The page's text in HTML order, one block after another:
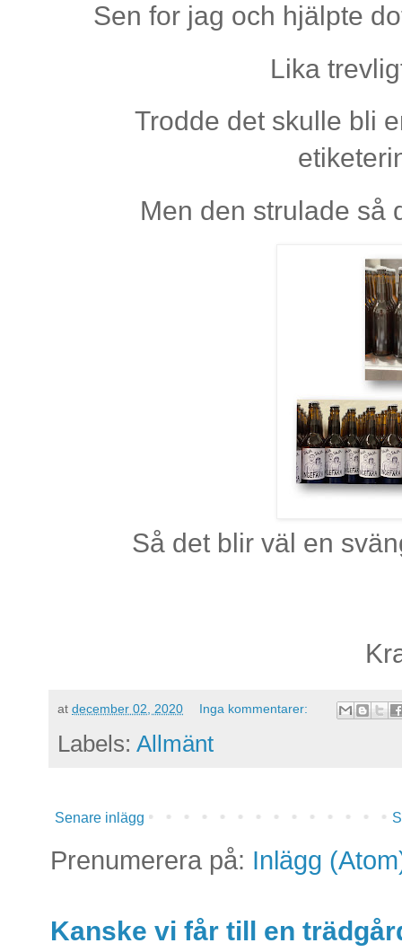
Sen for jag och hjälpte
Lika
Trodde det skulle bli
Men den strulade så
Så det blir väl en
at december 02, 2020 Inga kommentarer:
Labels: Allmänt
Senare inlägg
Prenumerera på: Inlägg
Kanske vi får till en